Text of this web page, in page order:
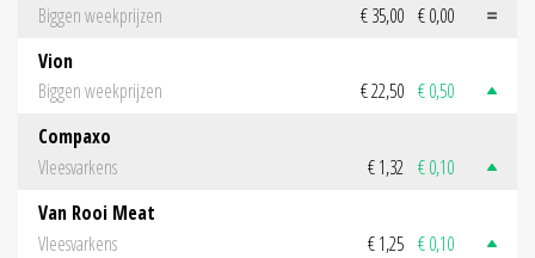
Biggen weekprijzen
€ 35,00 € 0,00
Vion
Biggen weekprijzen
€ 22,50 € 0,50
Compaxo
Vleesvarkens
€ 1,32 € 0,10
Van Rooi Meat
Vleesvarkens
€ 1,25 € 0,10